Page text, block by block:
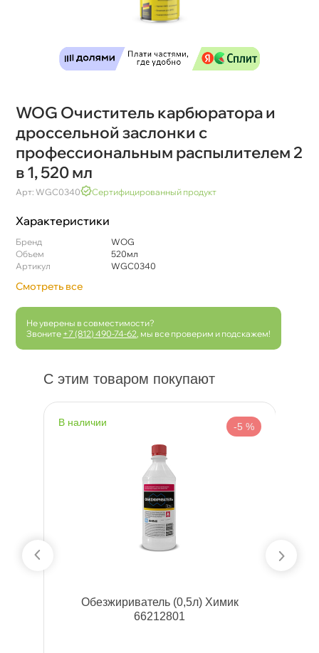
WOG Очиститель карбюратора и
дроссельной заслонки с
профессиональным распылителем 2
1, 520 мл
Арт: WGC0340 Сертифицированный продукт
Характеристики
Бренд
WOG
Объем
520мл
Артикул
WGC0340
Смотреть все
Не уверены в совместимости?
Звоните +7 (812) 490-74-62 , мы все проверим и подскажем!
С этим товаром покупают
наличии -5 %
Обезжириватель (0,5л) Химик
66212801